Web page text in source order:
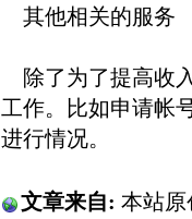
其他相关的服务
除了为了提高收
工作。比如申请帐
进行情况。
文章来自: 本站原